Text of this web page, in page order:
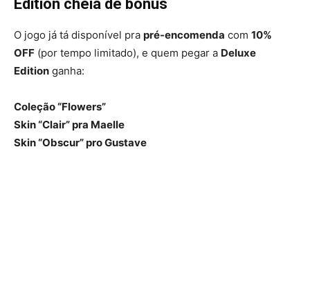
Edition cheia de bonus
O jogo já tá disponível pra pré-encomenda com 10%
OFF (por tempo limitado), e quem pegar a Deluxe
Edition ganha:
Coleção “Flowers”
Skin “Clair” pra Maelle
Skin “Obscur” pro Gustave